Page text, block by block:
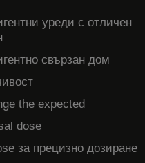
уреди с отличен
свързан дом
the expected
dose
за прецизно дозиране